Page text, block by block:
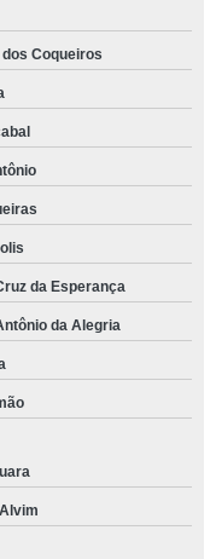
Coqueiros
da Esperança
da Alegria